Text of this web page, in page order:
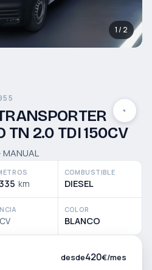
1 / 2
TN 2.0 TDI 150CV
MANUAL
km
COMBUSTIBLE
DIESEL
CV
COLOR
BLANCO
desde420€/mes